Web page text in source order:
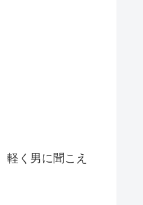
軽く男に聞こえ